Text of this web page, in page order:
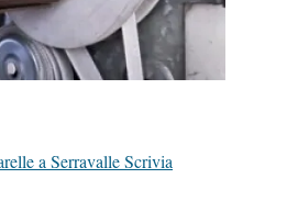
a Serravalle Scrivia